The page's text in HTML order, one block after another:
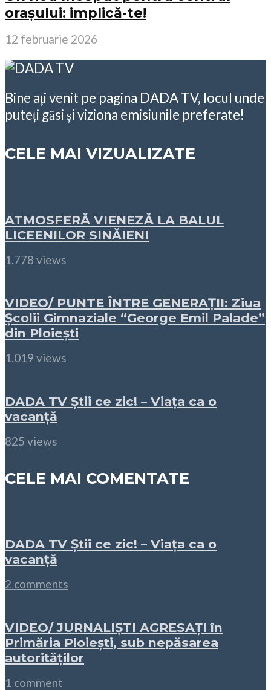
orașului: implică-te!
12 februarie 2026
Bine ați venit pe pagina DADA TV, locul unde
puteți găsi și viziona emisiunile preferate!
CELE MAI VIZUALIZATE
ATMOSFERĂ VIENEZĂ LA BALUL
LICEENILOR SINĂIENI
1.778 views
VIDEO/ PUNTE ÎNTRE GENERAȚII: Ziua
Școlii Gimnaziale “George Emil Palade”
din Ploiești
1.019 views
DADA TV Știi ce zic! – Viața ca o
vacanță
825 views
CELE MAI COMENTATE
DADA TV Știi ce zic! – Viața ca o
vacanță
2 comments
VIDEO/ JURNALIȘTI AGRESAȚI în
Primăria Ploiești, sub nepăsarea
autorităților
1 comment